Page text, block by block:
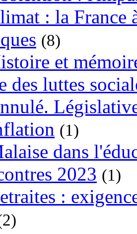
: la France
(8)
et
des luttes
(1)
dans
2023 (1)
: